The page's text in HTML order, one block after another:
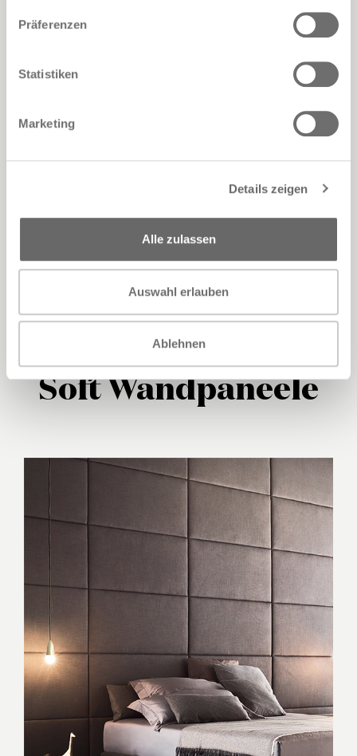
Präferenzen
Statistiken
Marketing
Details zeigen
Alle zulassen
Auswahl erlauben
Ablehnen
Soft Wandpaneele